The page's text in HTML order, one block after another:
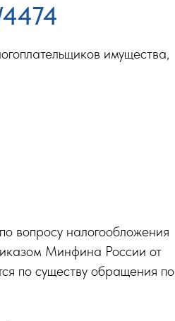
имущества,
вопросу налогообложения
Минфина России от
по существу обращения по